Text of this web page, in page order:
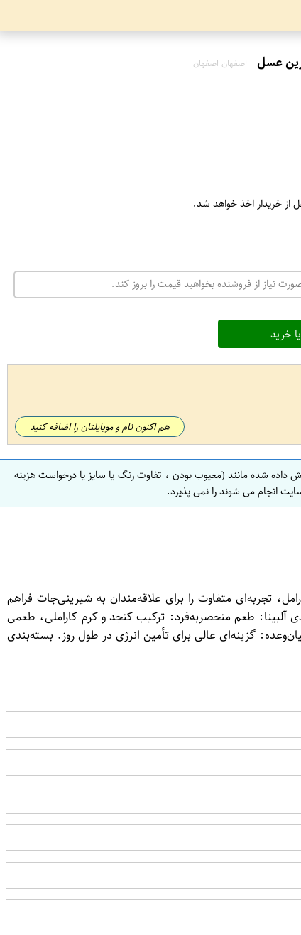
اصفهان اصفهان
از خریدار اخذ خواهد شد.
نیاز از فروشنده بخواهید قیمت را بروز کند.
خرید
هم اکنون نام و موبایلتان را اضافه کنید
داده شده مانند (معیوب بودن ، تفاوت رنگ یا سایز یا درخواست هزینه
انجام می شوند را نمی پذیرد.
تجربه‌ای متفاوت را برای علاقه‌مندان به شیرینی‌جات فراهم
است. ویژگی‌های کیک لایه‌ای کنجدی آلبینا: طعم منحصر‌به‌فرد: ترکیب کنجد و کرم کاراملی، طعمی
گزینه‌ای عالی برای تأمین انرژی در طول روز. بسته‌بندی